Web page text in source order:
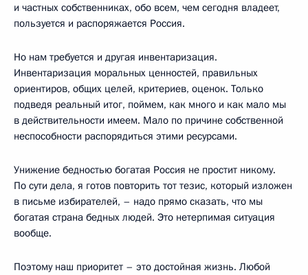
и частных собственниках, обо всем, чем сегодня владеет,
пользуется и распоряжается Россия.
Но нам требуется и другая инвентаризация.
Инвентаризация моральных ценностей, правильных
ориентиров, общих целей, критериев, оценок. Только
подведя реальный итог, поймем, как много и как мало мы
в действительности имеем. Мало по причине собственной
неспособности распорядиться этими ресурсами.
Унижение бедностью богатая Россия не простит никому.
По сути дела, я готов повторить тот тезис, который изложен
в письме избирателей, – надо прямо сказать, что мы
богатая страна бедных людей. Это нетерпимая ситуация
вообще.
Поэтому наш приоритет – это достойная жизнь. Любой